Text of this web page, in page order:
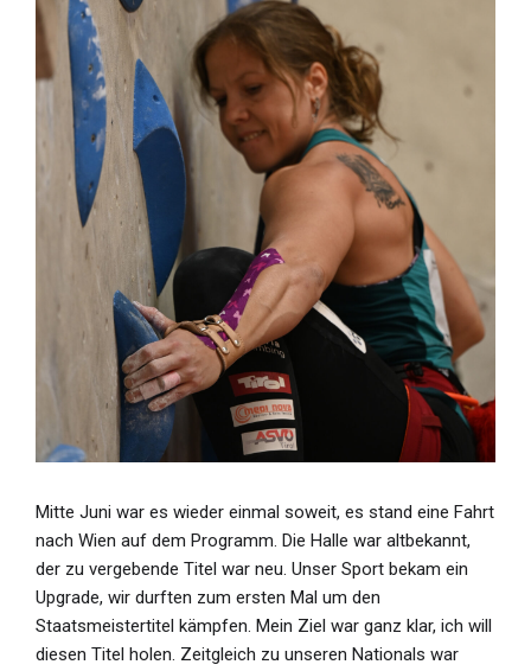
Mitte Juni war es wieder einmal soweit, es stand eine Fahrt
nach Wien auf dem Programm. Die Halle war altbekannt,
der zu vergebende Titel war neu. Unser Sport bekam ein
Upgrade, wir durften zum ersten Mal um den
Staatsmeistertitel kämpfen. Mein Ziel war ganz klar, ich will
diesen Titel holen. Zeitgleich zu unseren Nationals war